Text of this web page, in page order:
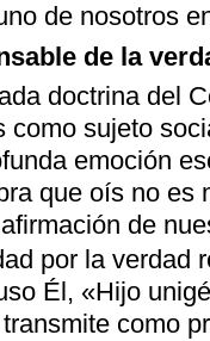
de nosotros
de la
doctrina del
como sujeto
emoción
que oís no es
de
por la verdad
Él, «Hijo
como